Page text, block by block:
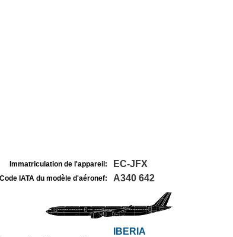
Immatriculation de l'appareil: EC-JFX
Code IATA du modèle d'aéronef: A340 642
IBERIA